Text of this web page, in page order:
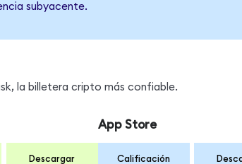
subyacente.
la billetera cripto más confiable.
Descargar
App Store
Calificación